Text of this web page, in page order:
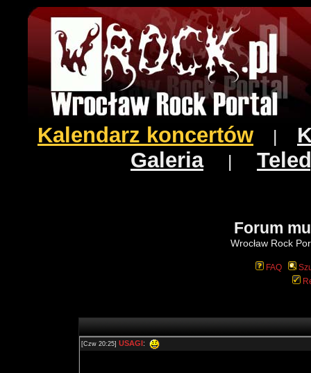
Kalendarz koncertów
Galeria|
Forum
Wrocław Rock
FAQ